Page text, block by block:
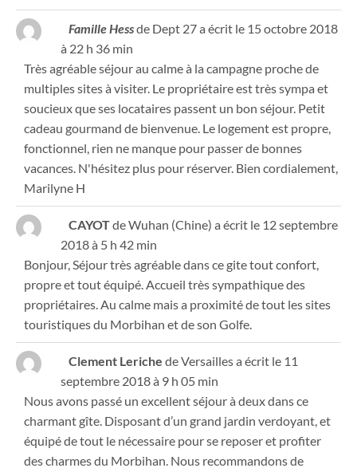
Famille Hessde Dept 27a écrit le 15 octobre 2018
à 22 h 36 min
Très agréable séjour au calme à la campagne proche de
multiples sites à visiter. Le propriétaire est très sympa et
soucieux que ses locataires passent un bon séjour. Petit
cadeau gourmand de bienvenue. Le logement est propre,
fonctionnel, rien ne manque pour passer de bonnes
vacances. N'hésitez plus pour réserver. Bien cordialement,
Marilyne H
CAYOTdeWuhan (Chine) a écrit le 12 septembre
2018à 5 h 42 min
Bonjour, Séjour très agréable dans ce gite tout confort,
propre et tout équipé. Accueil très sympathique des
propriétaires. Au calme mais a proximité de tout les sites
touristiques du Morbihan et de son Golfe.
Clement Leriche deVersaillesa écrit le 11
septembre 2018à 9 h 05 min
Nous avons passé un excellent séjour à deux dans ce
charmant gîte. Disposant d’un grand jardin verdoyant, et
équipé de tout le nécessaire pour se reposer et profiter
des charmes du Morbihan. Nous recommandons de